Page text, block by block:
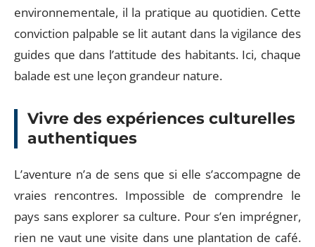
environnementale, il la pratique au quotidien. Cette
conviction palpable se lit autant dans la vigilance des
guides que dans l’attitude des habitants. Ici, chaque
balade est une leçon grandeur nature.
Vivre des expériences culturelles
authentiques
L’aventure n’a de sens que si elle s’accompagne de
vraies rencontres. Impossible de comprendre le
pays sans explorer sa culture. Pour s’en imprégner,
rien ne vaut une visite dans une plantation de café.